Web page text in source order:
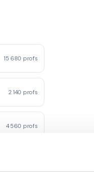
15 680 profs
2 140 profs
4 560 profs